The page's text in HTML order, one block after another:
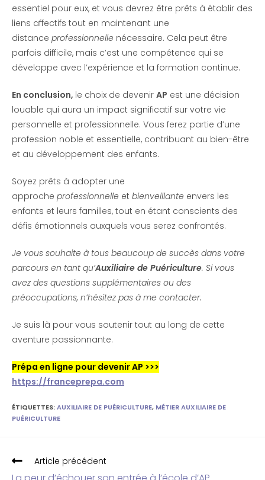
essentiel pour eux, et vous devrez être prêts à établir des
liens affectifs tout en maintenant une
distance professionnelle nécessaire. Cela peut être
parfois difficile, mais c’est une compétence qui se
développe avec l’expérience et la formation continue.
En conclusion, le choix de devenir AP est une décision
louable qui aura un impact significatif sur votre vie
personnelle et professionnelle. Vous ferez partie d’une
profession noble et essentielle, contribuant au bien-être
et au développement des enfants.
Soyez prêts à adopter une
approche professionnelle et bienveillante envers les
enfants et leurs familles, tout en étant conscients des
défis émotionnels auxquels vous serez confrontés.
Je vous souhaite à tous beaucoup de succès dans votre
parcours en tant qu’Auxiliaire de Puériculture. Si vous
avez des questions supplémentaires ou des
préoccupations, n’hésitez pas à me contacter.
Je suis là pour vous soutenir tout au long de cette
aventure passionnante.
Prépa en ligne pour devenir AP >>>
https://franceprepa.com
ÉTIQUETTES:AUXILIAIRE DE PUÉRICULTURE, MÉTIER AUXILIAIRE DE
PUÉRICULTURE
Article précédent